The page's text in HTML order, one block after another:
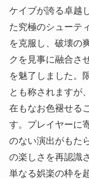
ケイブが誇る卓越
た究極のシューテ
を克服し、破壊の
クを見事に融合さ
を魅了しました。
とも称されますが
在もなお色褪せる
す。プレイヤーに
のない演出がもた
の楽しさを再認識
単なる娯楽の枠を